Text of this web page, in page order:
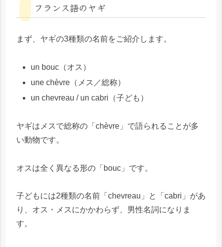
フランス語のヤギ
まず、ヤギの3種類の名前をご紹介します。
un bouc（オス）
une chèvre（メス／総称）
un chevreau / un cabri（子ども）
ヤギはメスで総称の「chèvre」で語られることが多
い動物です。
オスは全く異なる形の「bouc」です。
子どもには2種類の名前「chevreau」と「cabri」があ
り、オス・メスにかかわらず、男性名詞になりま
す。